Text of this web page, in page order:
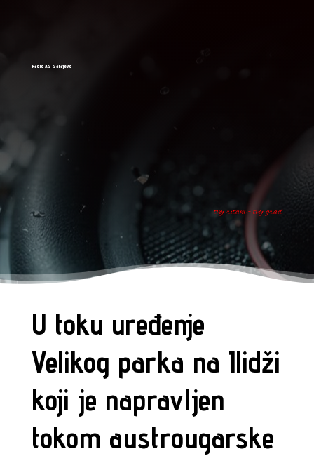
Radio AS Sarajevo
tvoj ritam - tvoj grad
U toku uređenje
Velikog parka na Ilidži
koji je napravljen
tokom austrougarske